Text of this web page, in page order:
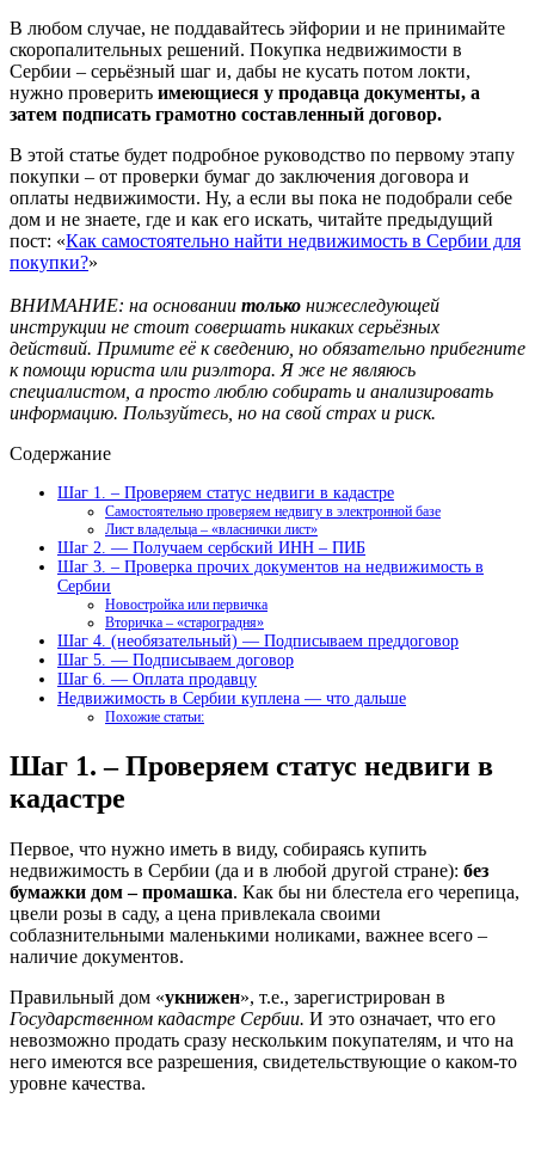
В любом случае, не поддавайтесь эйфории и не принимайте
скоропалительных решений. Покупка недвижимости в
Сербии – серьёзный шаг и, дабы не кусать потом локти,
нужно проверить имеющиеся у продавца документы, а
затем подписать грамотно составленный договор.
В этой статье будет подробное руководство по первому этапу
покупки – от проверки бумаг до заключения договора и
оплаты недвижимости. Ну, а если вы пока не подобрали себе
дом и не знаете, где и как его искать, читайте предыдущий
пост: «Как самостоятельно найти недвижимость в Сербии для
покупки?»
ВНИМАНИЕ: на основании только нижеследующей
инструкции не стоит совершать никаких серьёзных
действий. Примите её к сведению, но обязательно прибегните
к помощи юриста или риэлтора. Я же не являюсь
специалистом, а просто люблю собирать и анализировать
информацию. Пользуйтесь, но на свой страх и риск.
Содержание
Шаг 1. – Проверяем статус недвиги в кадастре
Самостоятельно проверяем недвигу в электронной базе
Лист владельца – «власнички лист»
Шаг 2. — Получаем сербский ИНН – ПИБ
Шаг 3. – Проверка прочих документов на недвижимость в
Сербии
Новостройка или первичка
Вторичка – «староградня»
Шаг 4. (необязательный) — Подписываем преддоговор
Шаг 5. — Подписываем договор
Шаг 6. — Оплата продавцу
Недвижимость в Сербии куплена — что дальше
Похожие статьи:
Шаг 1. – Проверяем статус недвиги в
кадастре
Первое, что нужно иметь в виду, собираясь купить
недвижимость в Сербии (да и в любой другой стране): без
бумажки дом – промашка. Как бы ни блестела его черепица,
цвели розы в саду, а цена привлекала своими
соблазнительными маленькими ноликами, важнее всего –
наличие документов.
Правильный дом «укнижен», т.е., зарегистрирован в
Государственном кадастре Сербии. И это означает, что его
невозможно продать сразу нескольким покупателям, и что на
него имеются все разрешения, свидетельствующие о каком-то
уровне качества.